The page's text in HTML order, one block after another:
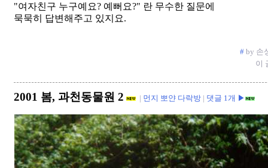
"여자친구 누구예요? 예뻐요?" 란 무수한 질문에
묵묵히 답변해주고 있지요.
# by 손
이
2001 봄, 과천동물원 2 | 먼지 뽀얀 다락방 | 댓글 1개 ▶